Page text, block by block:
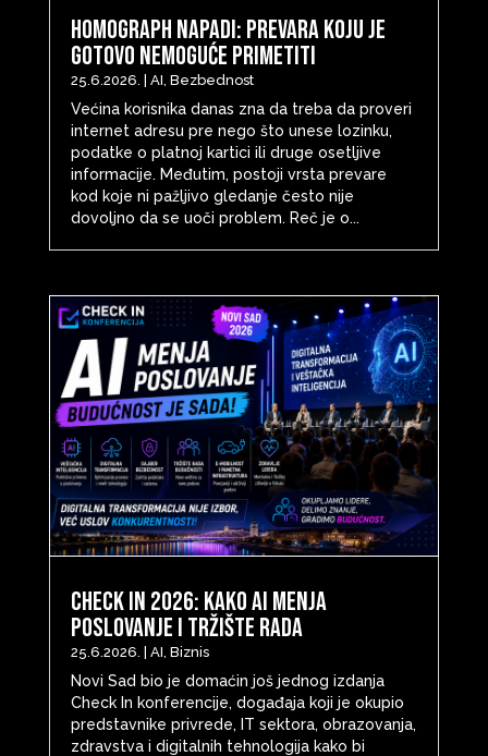
Homograph napadi: Prevara koju je
gotovo nemoguće primetiti
25.6.2026. AI Bezbednost
Većina korisnika danas zna da treba da proveri
internet adresu pre nego što unese lozinku,
podatke o platnoj kartici ili druge osetljive
informacije. Međutim, postoji vrsta prevare
kod koje ni pažljivo gledanje često nije
dovoljno da se uoči problem. Reč je o...
Check In 2026: Kako AI menja
poslovanje i tržište rada
25.6.2026. | AI Biznis
Novi Sad bio je domaćin još jednog izdanja
Check In konferencije, događaja koji je okupio
predstavnike privrede, IT sektora, obrazovanja,
zdravstva i digitalnih tehnologija kako bi